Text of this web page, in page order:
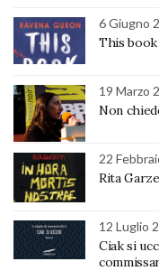
6 Giugno
This book
19 Marzo
Non
22
Rita
12 Luglio
Ciak si